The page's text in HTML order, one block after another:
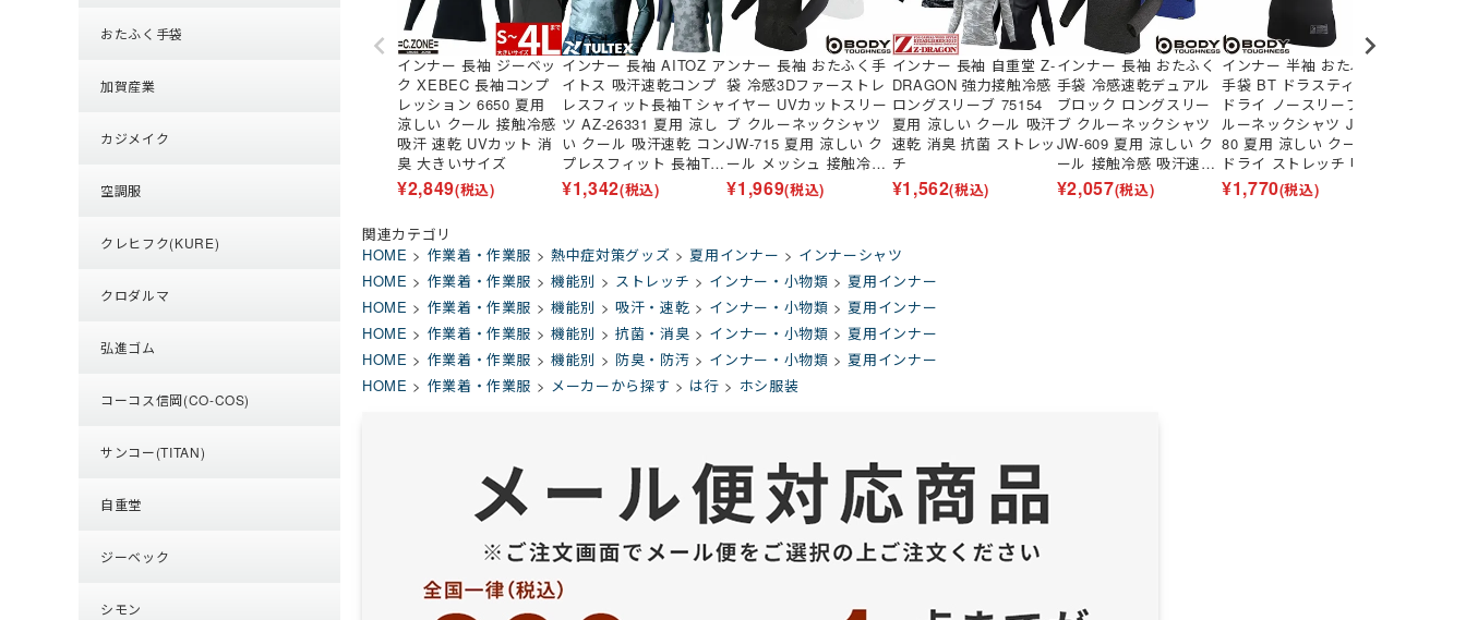
インナー 長袖 ジーベッ
ク XEBEC 長袖コンプ
レッション 6650 夏用
涼しい クール 接触冷感
吸汗 速乾 UVカット 消
臭 大きいサイズ
¥2,849(税込)
インナー 長袖 AITOZ ア
イトス 吸汗速乾コンプ
レスフィット長袖Ｔシャ
ツ AZ-26331 夏用 涼し
い クール 吸汗速乾 コン
プレスフィット 長袖Tシ
ャツ コンプレッション
接触冷感 UVカット ス
¥1,342(税込)
ンナー 長袖 おたふく手
袋 冷感3Dファーストレ
イヤー UVカットスリー
ブ クルーネックシャツ
JW-715 夏用 涼しい ク
ール メッシュ 接触冷感
吸汗速乾 消臭 通気 スト
レッチ
¥1,969(税込)
インナー 長袖 自重堂 Z-
DRAGON 強力接触冷感
ロングスリーブ 75154
夏用 涼しい クール 吸汗
速乾 消臭 抗菌 ストレッ
チ
¥1,562(税込)
インナー 長袖 おたふく
手袋 冷感速乾デュアル
ブロック ロングスリー
ブ クルーネックシャツ
JW-609 夏用 涼しい ク
ール 接触冷感 吸汗速乾
消臭 通気 ストレッチ ド
ライ
¥2,057(税込)
インナー 半袖 おたふく
手袋 BT ドラスティック
ドライ ノースリーブ ク
ルーネックシャツ JW-5
80 夏用 涼しい クール
ドライ ストレッチ 吸汗
速乾 UVカット 消臭 シ
ンプル
¥1,770(税込)
関連カテゴリ
HOME
作業着・作業服 熱中症対策グッズ 夏用インナー
インナーシャツ
HOME
作業着・作業服 機能別 ストレッチ インナー・小物類
夏用インナー
HOME
作業着・作業服 機能別 吸汗・速乾 インナー・小物類
夏用インナー
HOME
作業着・作業服 機能別 抗菌・消臭 インナー・小物類
夏用インナー
HOME
作業着・作業服 機能別 防臭・防汚 インナー・小物類
夏用インナー
HOME
作業着・作業服 メーカーから探す は行 ホシ服装
おたふく手袋
加賀産業
カジメイク
空調服
クレヒフク(KURE)
クロダルマ
弘進ゴム
コーコス信岡(CO-COS)
サンコー(TITAN)
自重堂
ジーベック
シモン